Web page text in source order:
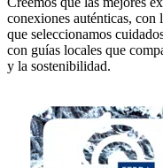
conexiones auténticas, con
que seleccionamos
con guías locales que
y la sostenibilidad.